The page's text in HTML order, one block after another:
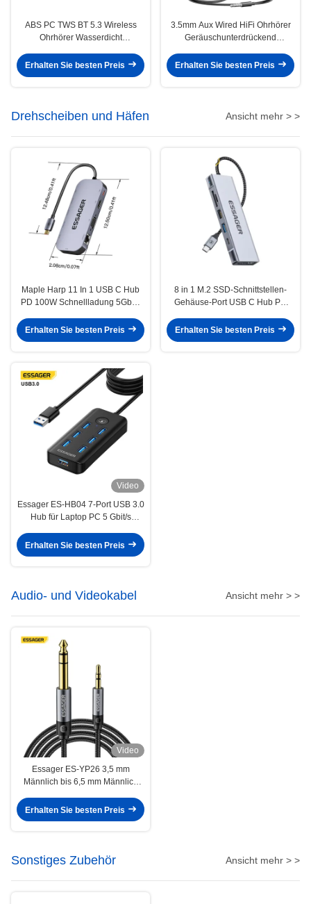
ABS PC TWS BT 5.3 Wireless
Ohrhörer Wasserdicht
Erhalten Sie besten Preis
3.5mm Aux Wired HiFi Ohrhörer
Geräuschunterdrückend
Erhalten Sie besten Preis
Drehscheiben und Häfen Ansicht mehr > >
Maple Harp 11 In 1 USB C Hub
PD 100W Schnellladung 5Gbps
Erhalten Sie besten Preis
8 in 1 M.2 SSD-Schnittstellen-
Gehäuse-Port USB C Hub PD
Erweiterung
Erhalten Sie besten Preis
Video
Essager ES-HB04 7-Port USB 3.0
Hub für Laptop PC 5 Gbit/s
Erhalten Sie besten Preis
Audio- und Videokabel Ansicht mehr > >
Video
Essager ES-YP26 3,5 mm
Männlich bis 6,5 mm Männlich
Lautsprecher Verstärker
Gitarrenmixer
Erhalten Sie besten Preis
Sonstiges Zubehör Ansicht mehr > >